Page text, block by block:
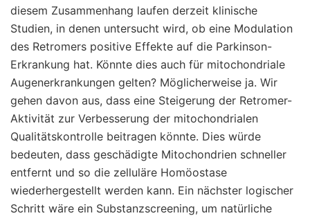
diesem Zusammenhang laufen derzeit klinische
Studien, in denen untersucht wird, ob eine Modulation
des Retromers positive Effekte auf die Parkinson-
Erkrankung hat. Könnte dies auch für mitochondriale
Augenerkrankungen gelten? Möglicherweise ja. Wir
gehen davon aus, dass eine Steigerung der Retromer-
Aktivität zur Verbesserung der mitochondrialen
Qualitätskontrolle beitragen könnte. Dies würde
bedeuten, dass geschädigte Mitochondrien schneller
entfernt und so die zelluläre Homöostase
wiederhergestellt werden kann. Ein nächster logischer
Schritt wäre ein Substanzscreening, um natürliche